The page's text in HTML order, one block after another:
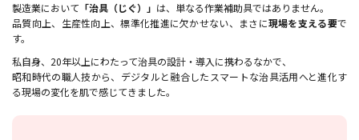
製造業において 「治具（じぐ）」 は、単なる作業補助具ではありません。
品質向上、生産性向上、標準化推進に欠かせない、まさに現場を支える要で
す。
私自身、20年以上にわたって治具の設計・導入に携わるなかで、
昭和時代の職人技から、デジタルと融合したスマートな治具活用へと進化す
る現場の変化を肌で感じてきました。